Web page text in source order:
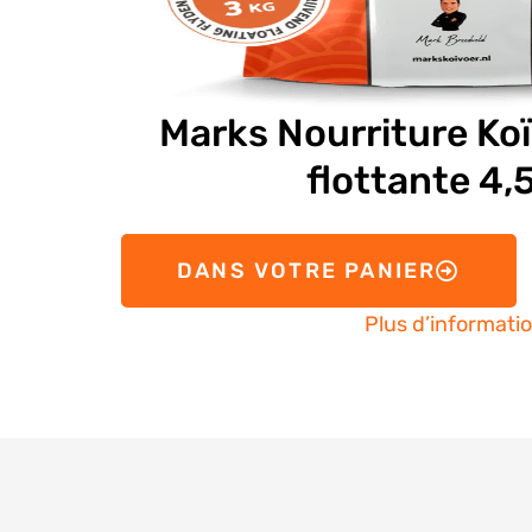
Marks Nourriture
flottante
DANS VOTRE PANIER
Plus